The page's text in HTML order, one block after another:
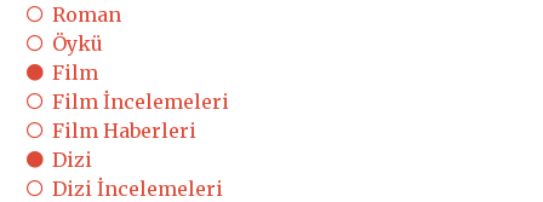
Roman
Öykü
Film
Film İncelemeleri
Film Haberleri
Dizi
Dizi İncelemeleri